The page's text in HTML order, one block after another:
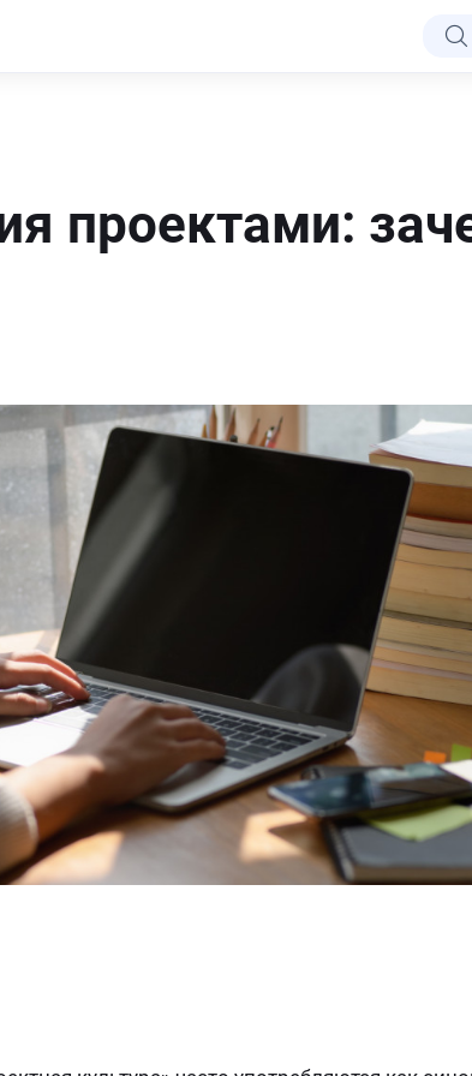
проектами: